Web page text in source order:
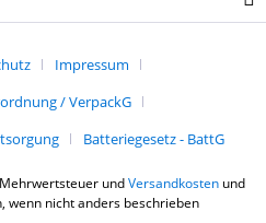
Impressum
/ VerpackG
Batteriegesetz - BattG
undVersandkostenund
wenn nicht anders beschrieben